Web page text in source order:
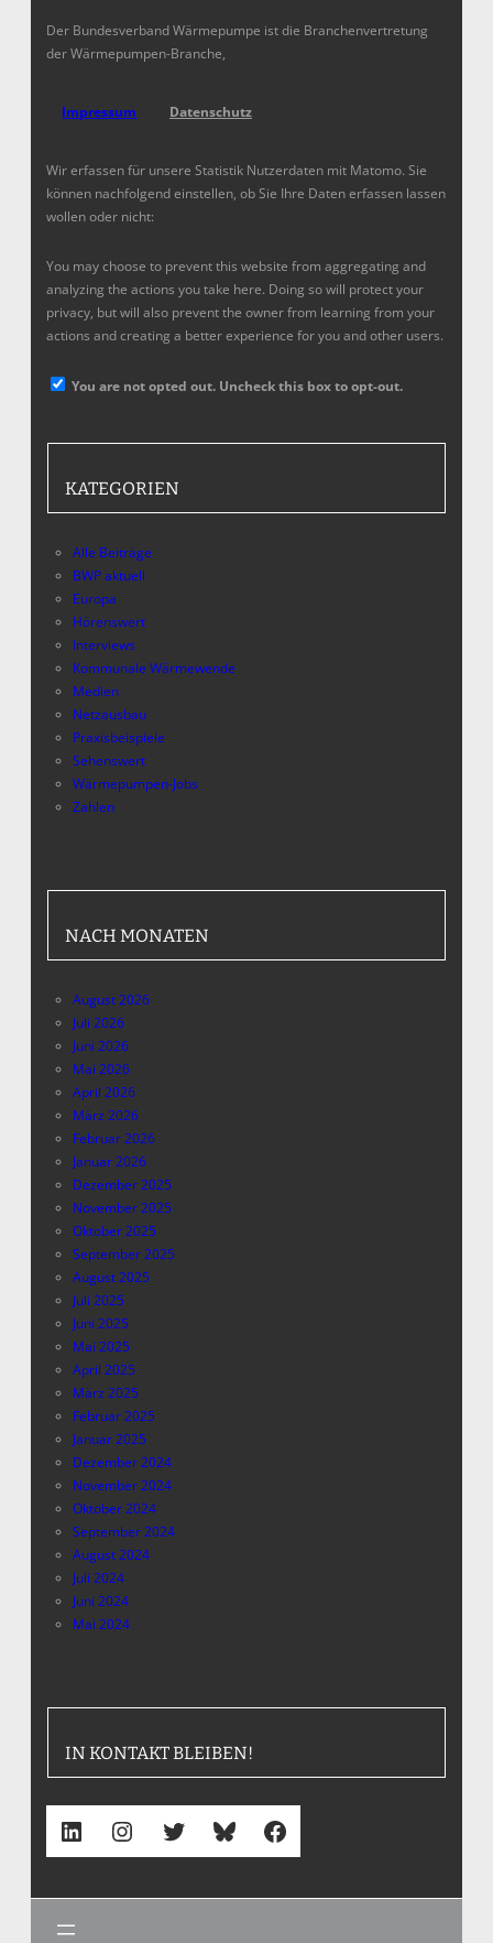
Der Bundesverband Wärmepumpe ist die Branchenvertretung
der Wärmepumpen-Branche,
Impressum Datenschutz
Wir erfassen für unsere Statistik Nutzerdaten mit Matomo. Sie
können nachfolgend einstellen, ob Sie Ihre Daten erfassen lassen
wollen oder nicht:
You may choose to prevent this website from aggregating and
analyzing the actions you take here. Doing so will protect your
privacy, but will also prevent the owner from learning from your
actions and creating a better experience for you and other users.
You are not opted out. Uncheck this box to opt-out.
KATEGORIEN
Alle Beiträge
BWP aktuell
Europa
Hörenswert
Interviews
Kommunale Wärmewende
Medien
Netzausbau
Praxisbeispiele
Sehenswert
Wärmepumpen-Jobs
Zahlen
NACH MONATEN
August 2026
Juli 2026
Juni 2026
Mai 2026
April 2026
März 2026
Februar 2026
Januar 2026
Dezember 2025
November 2025
Oktober 2025
September 2025
August 2025
Juli 2025
Juni 2025
Mai 2025
April 2025
März 2025
Februar 2025
Januar 2025
Dezember 2024
November 2024
Oktober 2024
September 2024
August 2024
Juli 2024
Juni 2024
Mai 2024
IN KONTAKT BLEIBEN!
LinkedIn Instagram Twitter Bluesky Facebook